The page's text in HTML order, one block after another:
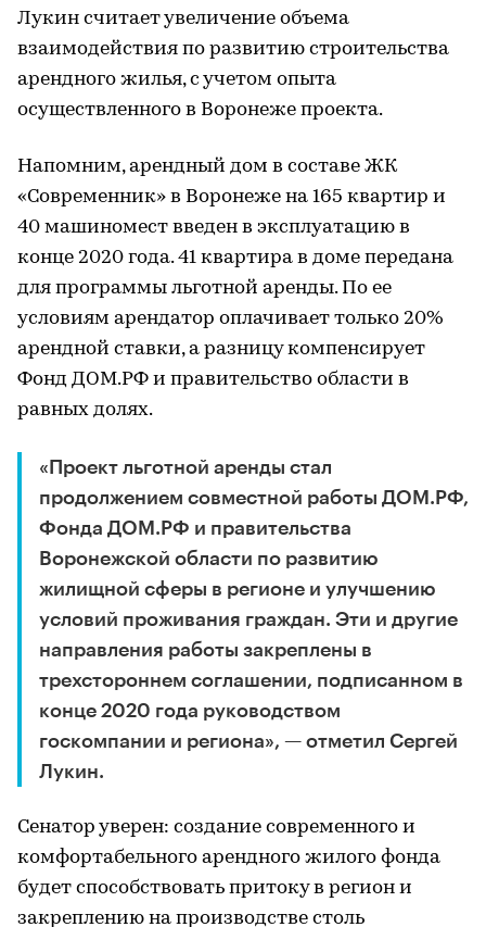
Лукин считает увеличение объема
взаимодействия по развитию строительства
арендного жилья, с учетом опыта
осуществленного в Воронеже проекта.
Напомним, арендный дом в составе ЖК
«Современник» в Воронеже на 165 квартир и
40 машиномест введен в эксплуатацию в
конце 2020 года. 41 квартира в доме передана
для программы льготной аренды. По ее
условиям арендатор оплачивает только 20%
арендной ставки, а разницу компенсирует
Фонд ДОМ.РФ и правительство области в
равных долях.
«Проект льготной аренды стал
продолжением совместной работы ДОМ.РФ,
Фонда ДОМ.РФ и правительства
Воронежской области по развитию
жилищной сферы в регионе и улучшению
условий проживания граждан. Эти и другие
направления работы закреплены в
трехстороннем соглашении, подписанном в
конце 2020 года руководством
госкомпании и региона», — отметил Сергей
Лукин.
Сенатор уверен: создание современного и
комфортабельного арендного жилого фонда
будет способствовать притоку в регион и
закреплению на производстве столь